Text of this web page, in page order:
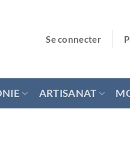
Se connecter
ARTISANAT